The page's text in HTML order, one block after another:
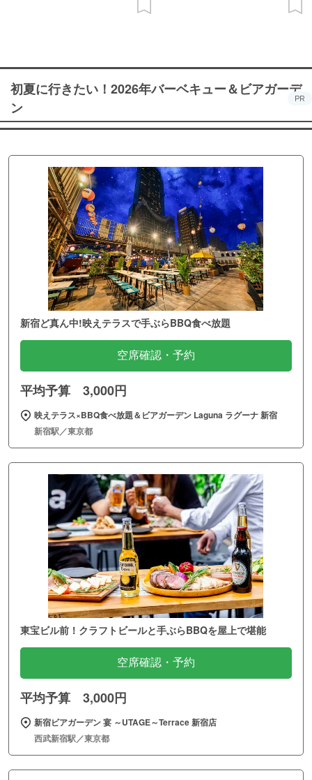
初夏に行きたい！2026年バーベキュー＆ビアガーデ
ン
PR
新宿ど真ん中!映えテラスで手ぶらBBQ食べ放題
空席確認・予約
平均予算 3,000円
映えテラス×BBQ食べ放題＆ビアガーデン Laguna ラグーナ 新宿
新宿駅／東京都
東宝ビル前！クラフトビールと手ぶらBBQを屋上で堪能
空席確認・予約
平均予算 3,000円
新宿ビアガーデン 宴 ～UTAGE～Terrace 新宿店
西武新宿駅／東京都